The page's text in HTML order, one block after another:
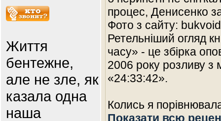
Життя
бентежне,
але не зле, як
казала одна
наша
процес, Денисенко
Фото з сайту:
Ретельніший огляд
часу» - це збірка
2006 року розливу
«24:33:42».
Колись я
Показати всю